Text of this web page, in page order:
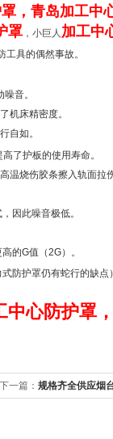
，青岛加工中
罩 ，小巨人 加工中
具的偶然事故。
音。
机床精密度。
自如。
了护板的使用寿命。
温烧伤胶条擦入轨面拉
因此噪音极低。
高的G值（2G）。
防护罩仍有蛇行的缺点
心防护罩
下一篇： 规格齐全供应烟